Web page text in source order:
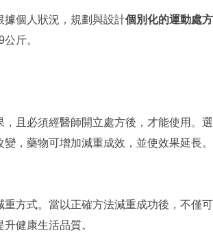
個人狀況，規劃與設計個別化的運動處方
斤。
且必須經醫師開立處方後，才能使用。
，藥物可增加減重成效，並使效果延長
方式。當以正確方法減重成功後，不僅
健康生活品質。